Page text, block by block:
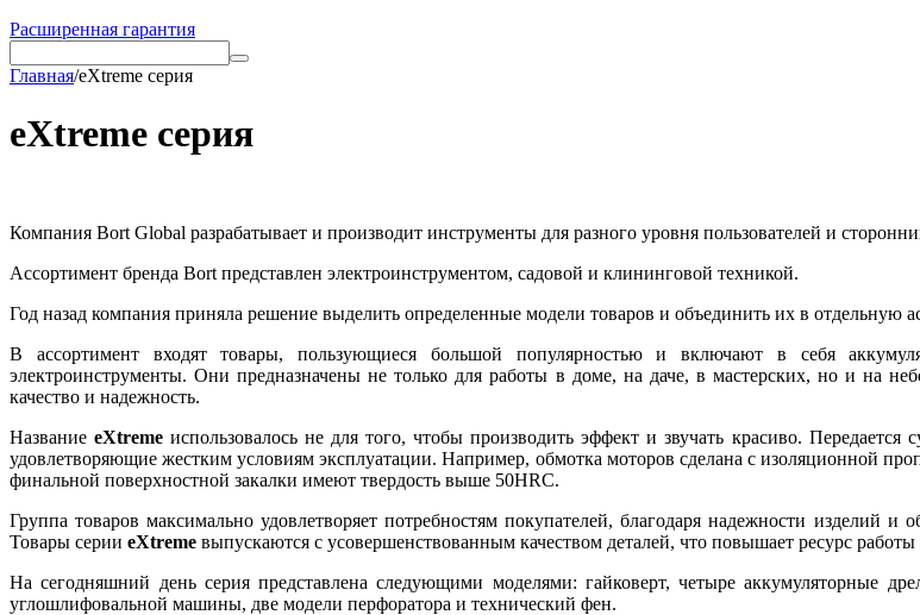
Расширенная гарантия
Главная/eXtreme серия
eXtreme серия
Компания Bort Global разрабатывает и производит инструменты для разного уровня пользователей и
Ассортимент бренда Bort представлен электроинструментом, садовой и клининговой техникой.
Год назад компания приняла решение выделить определенные модели товаров и объединить их в
В ассортимент входят товары, пользующиеся большой популярностью и включают в себя
электроинструменты. Они предназначены не только для работы в доме, на даче, в мастерских, но и на
качество и надежность.
НазваниеeXtreme использовалось не для того, чтобы производить эффект и звучать красиво.
удовлетворяющие жестким условиям эксплуатации. Например, обмотка моторов сделана с изоляционной
финальной поверхностной закалки имеют твердость выше 50HRC.
Группа товаров максимально удовлетворяет потребностям покупателей, благодаря надежности изделий
Товары серии eXtreme выпускаются с усовершенствованным качеством деталей, что повышает ресурс работы
На сегодняшний день серия представлена следующими моделями: гайковерт, четыре аккумуляторные
углошлифовальной машины, две модели перфоратора и технический фен.